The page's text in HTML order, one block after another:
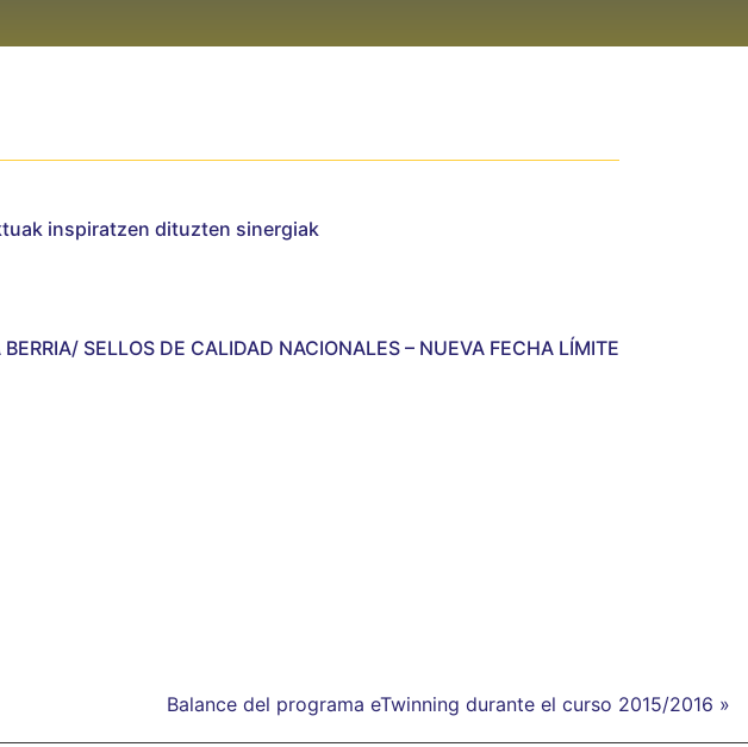
inspiratzen dituzten sinergiak
SELLOS DE CALIDAD NACIONALES – NUEVA FECHA LÍMITE
Balance del programa eTwinning durante el curso 2015/2016 »